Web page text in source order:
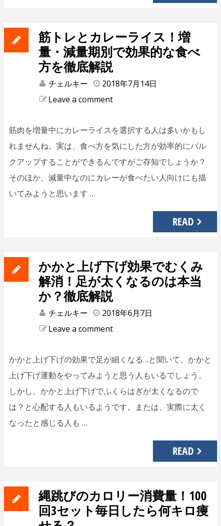
筋トレとカレーライス！増
量・減量期別で効果的な食べ
方を徹底解説
チェルキー
2018年7月14日
Leave a comment
筋肉を増量中にカレーライスを選択する人は多いかもし
れませんね。実は、食べ方を気にした方が効率的にバル
クアップすることができるんですがご存知でしょうか？
そのほか、減量中なのにカレーが食べたい人向けにも描
いてみようと思います …
READ
かかと上げ下げ効果でむくみ
解消！足が太くなるのは本当
か？徹底解説
チェルキー
2018年6月7日
Leave a comment
かかと上げ下げの効果で足が細くなる…と聞いて、かかと
上げ下げ運動をやってみようと思う人もいるでしょう。
しかし、かかと上げ下げでふくらはぎが太くなるので
は？と心配する人もいるようです。または、実際に太く
なったと感じる人も …
READ
縄跳びのカロリー消費量！100
回3セット毎日したら何キロ痩